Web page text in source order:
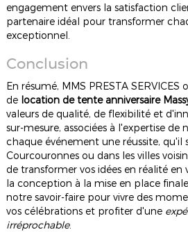
engagement envers la satisfaction
partenaire idéal pour transformer
exceptionnel.
Conclusion
En résumé, MMS PRESTA
de location de tente anniversaire
valeurs de qualité, de flexibilité et
sur-mesure, associées à l'expertise de
chaque événement une réussite, qu'il
Courcouronnes ou dans les villes
de transformer vos idées en réalité
la conception à la mise en place
notre savoir-faire pour vivre des
vos célébrations et profiter d'une
irréprochable.